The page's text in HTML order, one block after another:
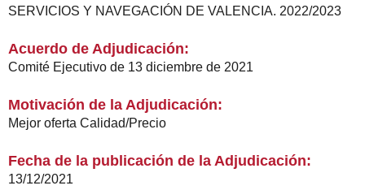
SERVICIOS Y NAVEGACIÓN DE VALENCIA. 2022/2023
Acuerdo de Adjudicación:
Comité Ejecutivo de 13 diciembre de 2021
Motivación de la Adjudicación:
Mejor oferta Calidad/Precio
Fecha de la publicación de la Adjudicación:
13/12/2021